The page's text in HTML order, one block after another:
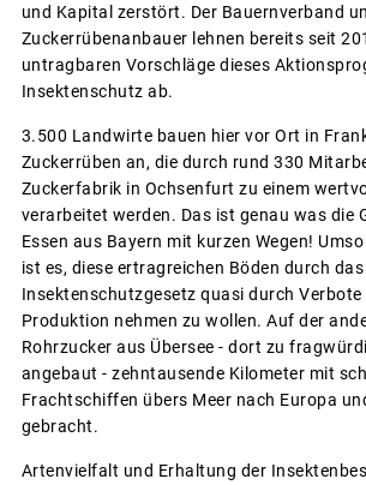
und Kapital zerstört. Der Bauernverband
Zuckerrübenanbauer lehnen bereits seit
untragbaren Vorschläge dieses
Insektenschutz ab.
3.500 Landwirte bauen hier vor Ort in
Zuckerrüben an, die durch rund 330
Zuckerfabrik in Ochsenfurt zu einem
verarbeitet werden. Das ist genau was die
Essen aus Bayern mit kurzen Wegen!
ist es, diese ertragreichen Böden durch
Insektenschutzgesetz quasi durch Verbote
Produktion nehmen zu wollen. Auf der
Rohrzucker aus Übersee - dort zu
angebaut - zehntausende Kilometer mit
Frachtschiffen übers Meer nach Europa
gebracht.
Artenvielfalt und Erhaltung der